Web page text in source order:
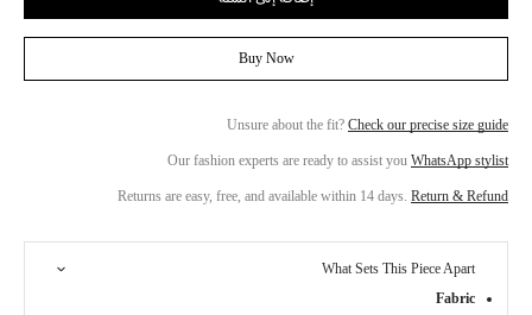
Buy Now
Unsure about the fit? Check our precise size guide
Our fashion experts are ready to assist you WhatsApp stylist
Returns are easy, free, and available within 14 days. Return & Refund
What Sets This Piece Apart
Fabric